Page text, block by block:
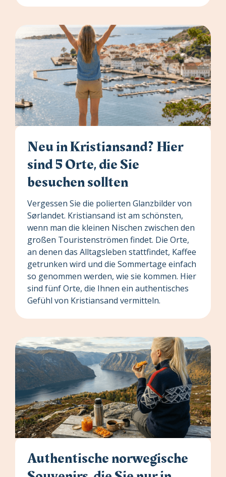
Neu in Kristiansand? Hier
sind 5 Orte, die Sie
besuchen sollten
Vergessen Sie die polierten Glanzbilder von
Sørlandet. Kristiansand ist am schönsten,
wenn man die kleinen Nischen zwischen den
großen Touristenströmen findet. Die Orte,
an denen das Alltagsleben stattfindet, Kaffee
getrunken wird und die Sommertage einfach
so genommen werden, wie sie kommen. Hier
sind fünf Orte, die Ihnen ein authentisches
Gefühl von Kristiansand vermitteln.
Authentische norwegische